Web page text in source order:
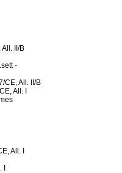
II/B
-
CE, All. II/B
All. I
All. I